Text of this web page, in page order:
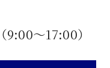
（9:00〜17:00）